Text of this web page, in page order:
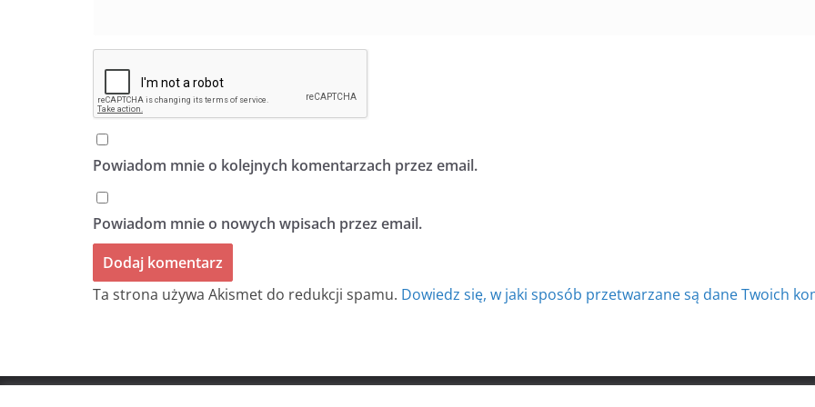
Powiadom mnie o kolejnych komentarzach przez email.
Powiadom mnie o nowych wpisach przez email.
Ta strona używa Akismet do redukcji spamu. Dowiedz się, w jaki sposób przetwarzane są dane Twoich